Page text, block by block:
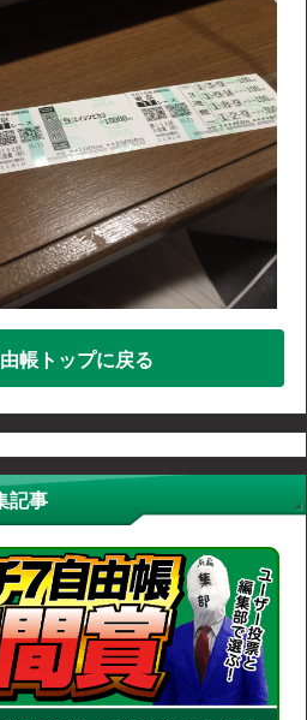
帳トップに戻る
記事